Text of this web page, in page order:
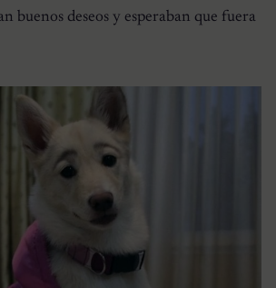
buenos deseos y esperaban que fuera